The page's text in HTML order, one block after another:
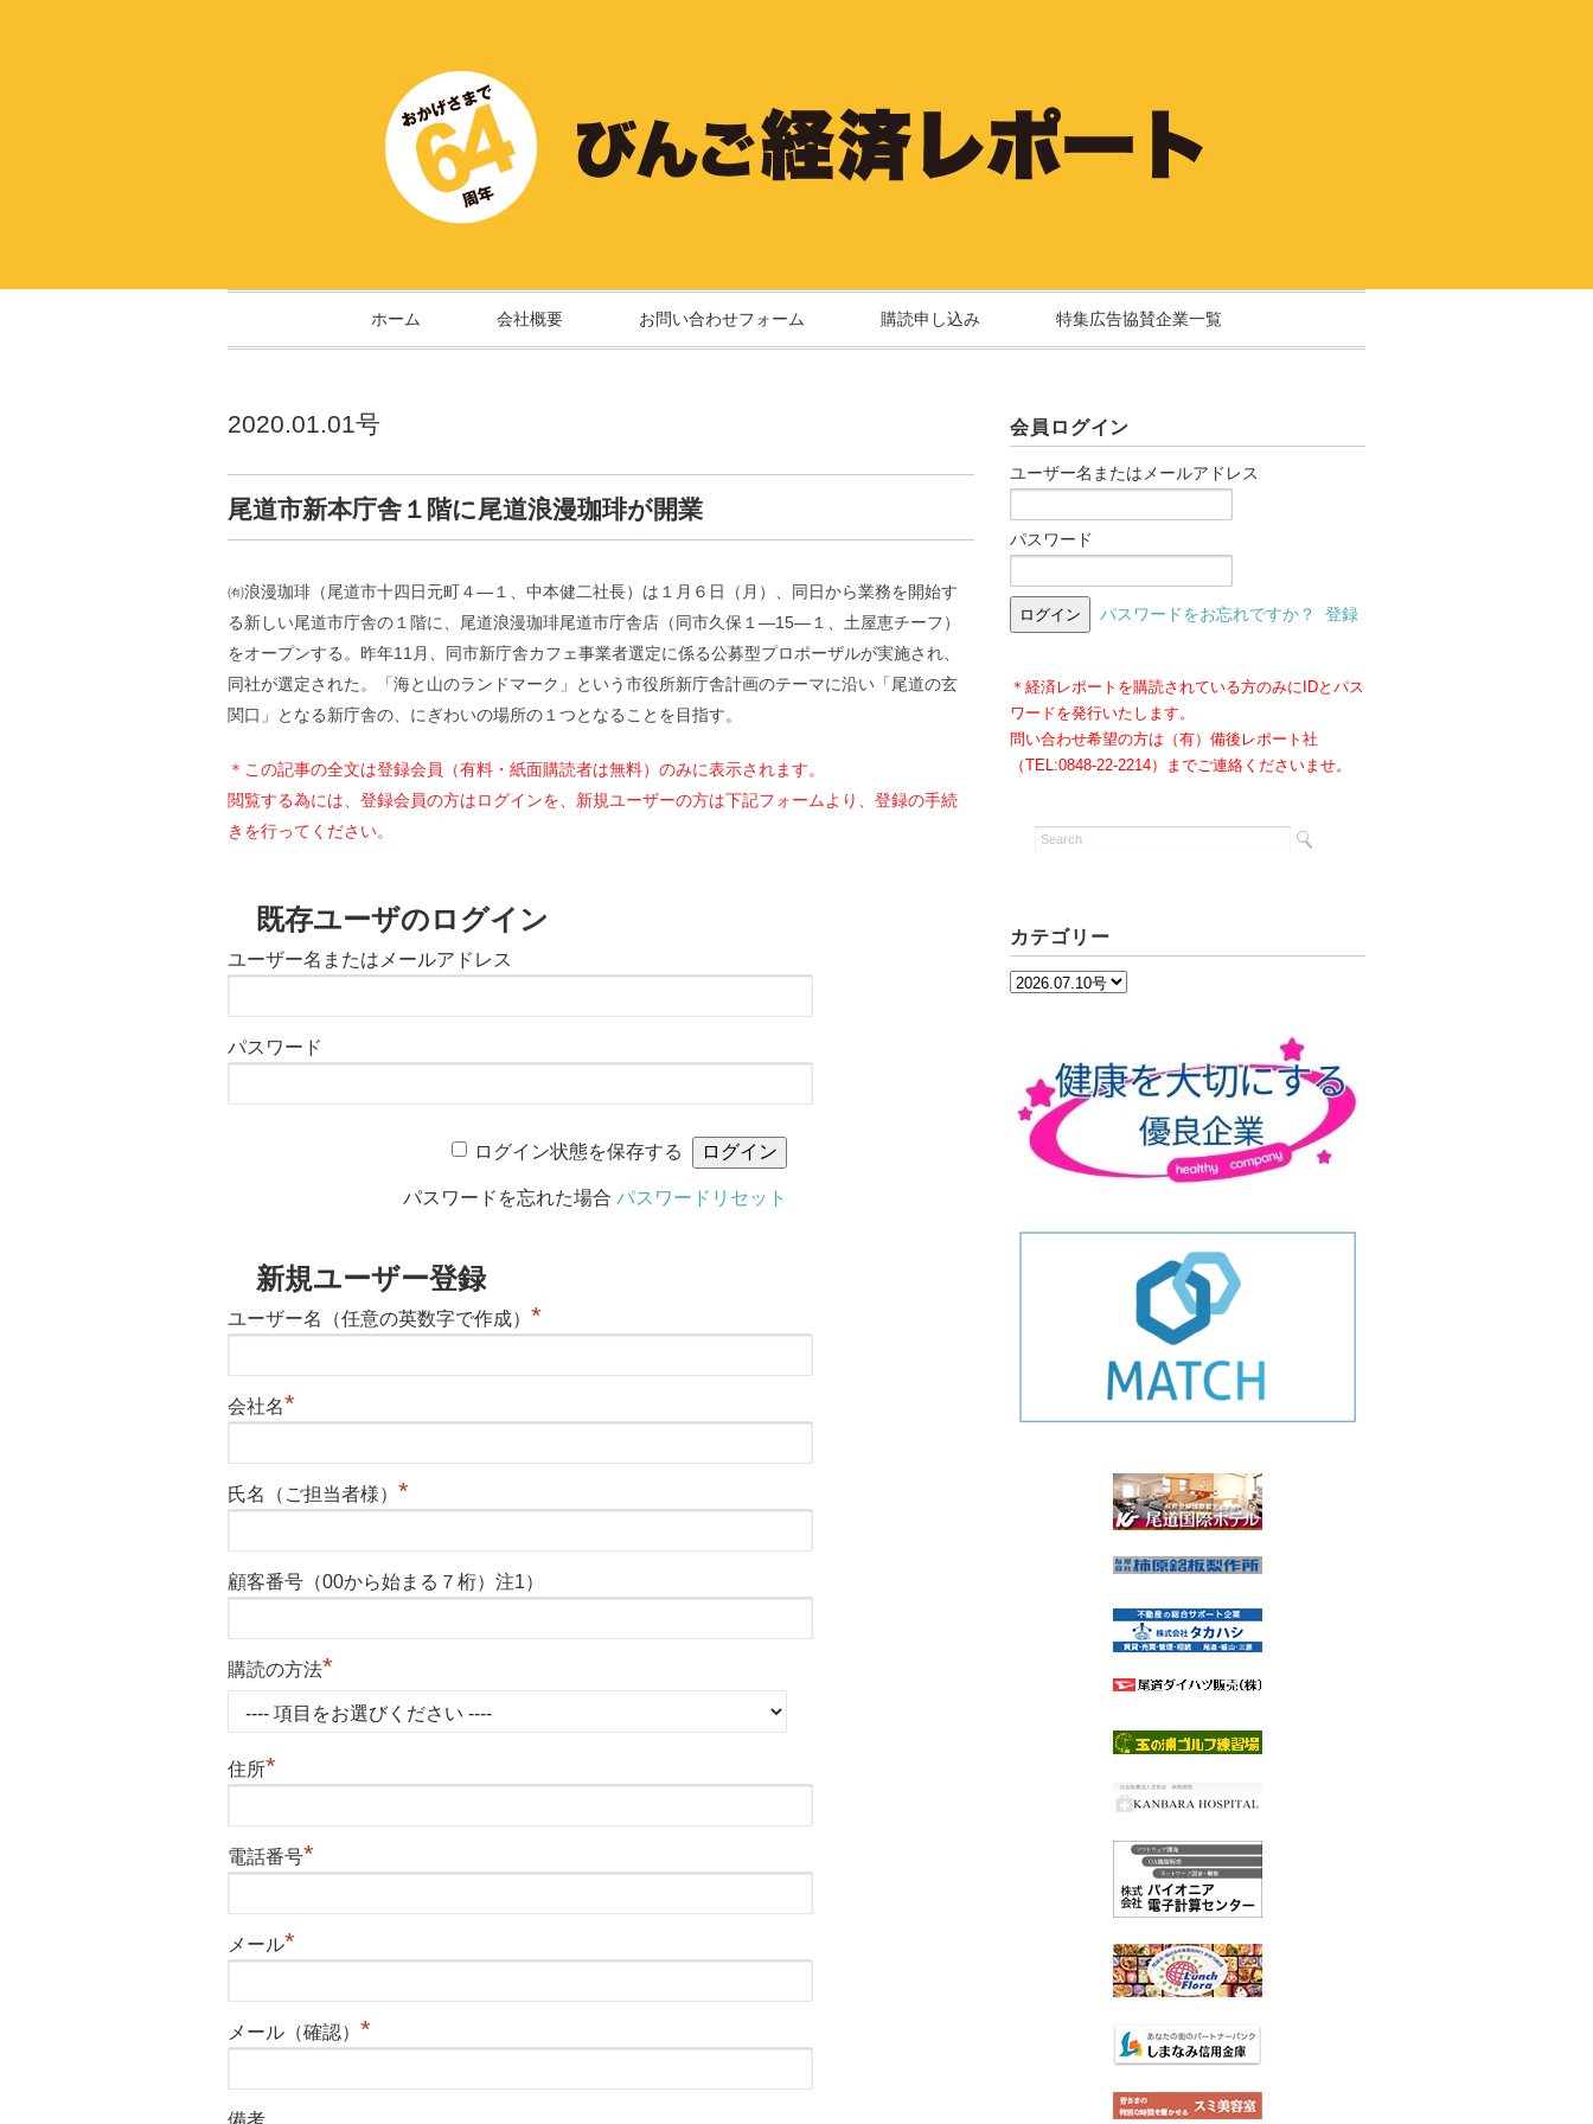
ホーム 会社概要 お問い合わせフォーム 購読申し込み 特集広告協賛企業一覧
2020.01.01号
尾道市新本庁舎１階に尾道浪漫珈琲が開業
㈲浪漫珈琲（尾道市十四日元町４—１、中本健二社長）は１月６日（月）、同日から業務を開始す
る新しい尾道市庁舎の１階に、尾道浪漫珈琲尾道市庁舎店（同市久保１—15—１、土屋恵チーフ）
をオープンする。昨年11月、同市新庁舎カフェ事業者選定に係る公募型プロポーザルが実施され、
同社が選定された。「海と山のランドマーク」という市役所新庁舎計画のテーマに沿い「尾道の玄
関口」となる新庁舎の、にぎわいの場所の１つとなることを目指す。
＊この記事の全文は登録会員（有料・紙面購読者は無料）のみに表示されます。
閲覧する為には、登録会員の方はログインを、新規ユーザーの方は下記フォームより、登録の手続
きを行ってください。
既存ユーザのログイン
ユーザー名またはメールアドレス
パスワード
ログイン状態を保存する
パスワードを忘れた場合パスワードリセット
新規ユーザー登録
ユーザー名（任意の英数字で作成） *
会社名*
氏名（ご担当者様） *
顧客番号（00から始まる７桁）注1）
購読の方法*
住所*
電話番号*
メール*
メール（確認） *
備考
会員ログイン
ユーザー名またはメールアドレス
パスワード
パスワードをお忘れですか？ 登録
＊経済レポートを購読されている方のみにIDとパス
ワードを発行いたします。
問い合わせ希望の方は（有）備後レポート社
（TEL:0848-22-2214）までご連絡くださいませ。
カテゴリー
カ